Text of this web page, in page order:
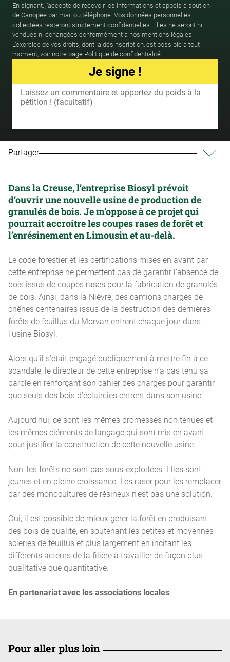
Partager
Dans la Creuse, l’entreprise Biosyl prévoit
d’ouvrir une nouvelle usine de production de
granulés de bois. Je m’oppose à ce projet qui
pourrait accroitre les coupes rases de forêt et
l’enrésinement en Limousin et au-delà.
Le code forestier et les certifications mises en avant par
cette entreprise ne permettent pas de garantir l’absence de
bois issus de coupes rases pour la fabrication de granulés
de bois. Ainsi, dans la Nièvre, des camions chargés de
chênes centenaires issus de la destruction des dernières
forêts de feuillus du Morvan entrent chaque jour dans
l’usine Biosyl.
Alors qu’il s’était engagé publiquement à mettre fin à ce
scandale, le directeur de cette entreprise n’a pas tenu sa
parole en renforçant son cahier des charges pour garantir
que seuls des bois d’éclaircies entrent dans son usine.
Aujourd’hui, ce sont les mêmes promesses non tenues et
les mêmes éléments de langage qui sont mis en avant
pour justifier la construction de cette nouvelle usine.
Non, les forêts ne sont pas sous-exploitées. Elles sont
jeunes et en pleine croissance. Les raser pour les remplacer
par des monocultures de résineux n’est pas une solution.
Oui, il est possible de mieux gérer la forêt en produisant
des bois de qualité, en soutenant les petites et moyennes
scieries de feuillus et plus largement en incitant les
différents acteurs de la filière à travailler de façon plus
qualitative que quantitative.
En partenariat avec les associations locales
Pour aller plus loin
En signant, j’accepte de recevoir les informations et appels à soutien
de Canopée par mail ou téléphone. Vos données personnelles
collectées resteront strictement confidentielles. Elles ne seront ni
vendues ni échangées conformément à nos mentions légales.
L’exercice de vos droits, dont la désinscription, est possible à tout
moment, voir notre page Politique de confidentialité.
Je signe !